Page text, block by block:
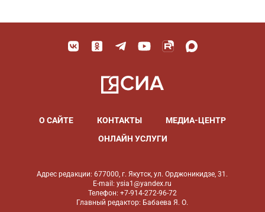
О САЙТЕ КОНТАКТЫ
МЕДИА-ЦЕНТР
ОНЛАЙН УСЛУГИ
Адрес редакции: 677000, г. Якутск, ул. Орджоникидзе, 31.
E-mail: ysia1@yandex.ru
Телефон: +7-914-272-96-72
Главный редактор: Бабаева Я. О.